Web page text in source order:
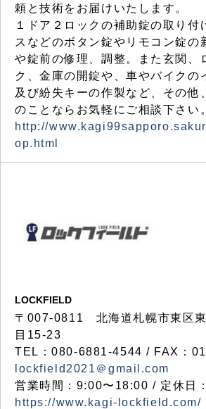
頼と技術をお届けいたします。
１ドア２ロックの補助錠の取り付
スなどのボタン錠やリモコン錠の
や錠前の修理、調整。また玄関、
ク、金庫の開錠や、車やバイクの
及び紛失キーの作製など、その他
のことならお気軽にご相談下さい。
http://
op.html
LOCKFIELD
〒007-0811 北海道札幌市東区
目15-23
TEL：080-6881-4544 / FAX：
lockfield2021＠gmail.com
営業時間：9:00〜18:00 / 定休日
https://www.kagi-lockfield.com/